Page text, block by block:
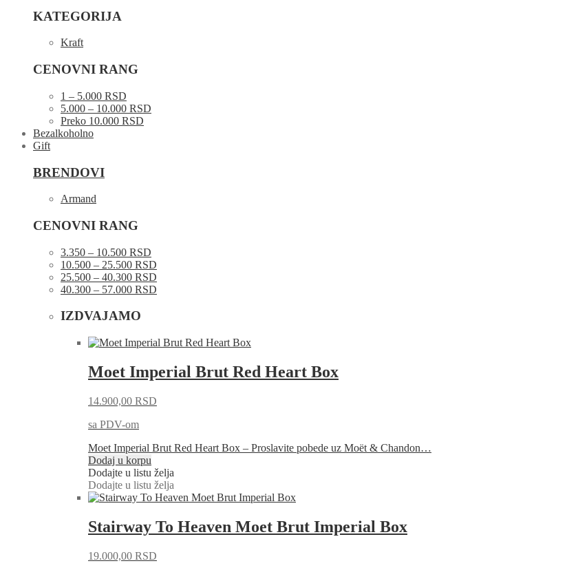
KATEGORIJA
Kraft
CENOVNI RANG
1 – 5.000 RSD
5.000 – 10.000 RSD
Preko 10.000 RSD
Bezalkoholno
Gift
BRENDOVI
Armand
CENOVNI RANG
3.350 – 10.500 RSD
10.500 – 25.500 RSD
25.500 – 40.300 RSD
40.300 – 57.000 RSD
IZDVAJAMO
Moet Imperial Brut Red Heart Box
14.900,00 RSD
sa PDV-om
Moet Imperial Brut Red Heart Box – Proslavite pobede uz Moët & Chandon…
Dodaj u korpu
Dodajte u listu želja
Dodajte u listu želja
Stairway To Heaven Moet Brut Imperial Box
19.000,00 RSD